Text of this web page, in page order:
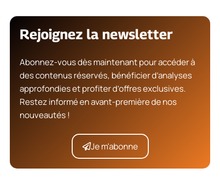
Rejoignez la newsletter
Abonnez-vous dès maintenant pour accéder à
des contenus réservés, bénéficier d’analyses
approfondies et profiter d’offres exclusives.
Restez informé en avant-première de nos
nouveautés !
Je m'abonne